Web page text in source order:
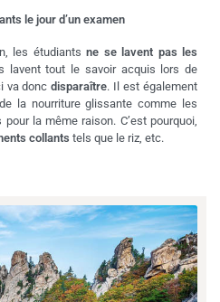
le jour d’un examen
les étudiants ne se lavent pas les
lavent tout le savoir acquis lors de
va doncdisparaître. Il est également
la nourriture glissante comme les
la même raison. C’est pourquoi,
collants tels que le riz, etc.